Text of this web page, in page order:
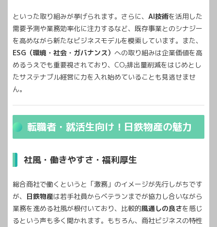
といった取り組みが挙げられます。さらに、 AI技術を活用した
需要予測や業務効率化に注力するなど、既存事業とのシナジー
を高めながら新たなビジネスモデルを模索しています。また、
ESG（環境・社会・ガバナンス） への取り組みは企業価値を高
めるうえでも重要視されており、CO₂排出量削減をはじめとし
たサステナブル経営に力を入れ始めていることも見逃せませ
ん。
転職者・就活生向け！日鉄物産の魅力
社風・働きやすさ・福利厚生
総合商社で働くというと「激務」のイメージが先行しがちです
が、
日鉄物産は若手社員からベテランまでが協力し合いながら
業務を進める社風が根付いており、比較的風通しの良さを感じ
るという声も多く聞かれます。もちろん、商社ビジネスの特性